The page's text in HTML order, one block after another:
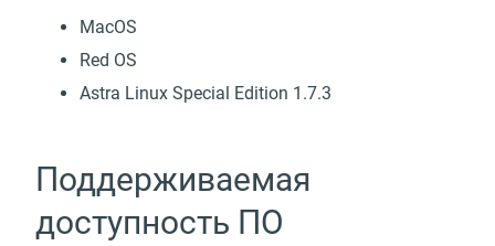
MacOS
Red OS
Astra Linux Special Edition 1.7.3
Поддерживаемая
доступность ПО